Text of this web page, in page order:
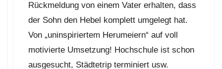
Rückmeldung von einem Vater erhalten, dass
der Sohn den Hebel komplett umgelegt hat.
Von „uninspiriertem Herumeiern“ auf voll
motivierte Umsetzung! Hochschule ist schon
ausgesucht, Städtetrip terminiert usw.